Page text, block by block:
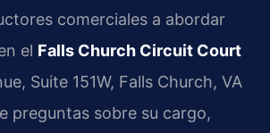
comerciales a abordar
el Falls Church Circuit Court
Suite 151W, Falls Church, VA
preguntas sobre su cargo,